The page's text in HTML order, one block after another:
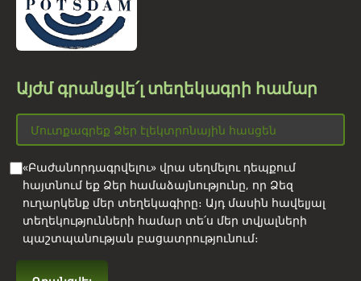
Այժմ գրանցվե՛լ տեղեկագրի համար
«Բաժանորդագրվելու» վրա սեղմելու դեպքում
հայտնում եք Ձեր համաձայնությունը, որ Ձեզ
ուղարկենք մեր տեղեկագիրը։ Այդ մասին հավելյալ
տեղեկությունների համար տե՛ս մեր տվյալների
պաշտպանության բացատրությունում։